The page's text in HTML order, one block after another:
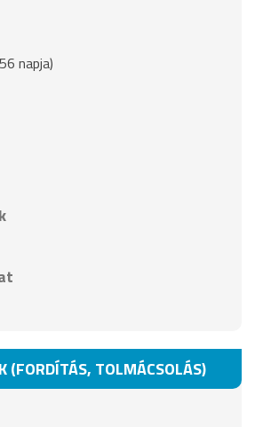
napja)
(FORDÍTÁS, TOLMÁCSOLÁS)